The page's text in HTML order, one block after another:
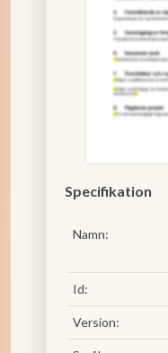
Specifikation
Namn:
Id:
Version: